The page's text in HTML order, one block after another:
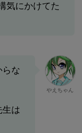
気にかけてた
らな
生は
やえちゃん